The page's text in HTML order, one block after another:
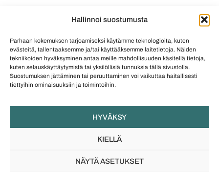
Hallinnoi suostumusta
Parhaan kokemuksen tarjoamiseksi käytämme teknologioita, kuten
evästeitä, tallentaaksemme ja/tai käyttääksemme laitetietoja. Näiden
tekniikoiden hyväksyminen antaa meille mahdollisuuden käsitellä tietoja,
kuten selauskäyttäytymistä tai yksilöllisiä tunnuksia tällä sivustolla.
Suostumuksen jättäminen tai peruuttaminen voi vaikuttaa haitallisesti
tiettyihin ominaisuuksiin ja toimintoihin.
HYVÄKSY
KIELLÄ
NÄYTÄ ASETUKSET